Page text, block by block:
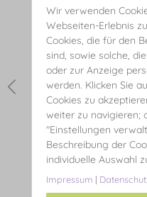
Wir verwenden
Webseiten-Erlebnis
Cookies, die für den
sind, sowie solche,
oder zur Anzeige
werden. Klicken Sie
Cookies zu
weiter zu navigieren;
"Einstellungen
Beschreibung der
individuelle Auswahl
Impressum |